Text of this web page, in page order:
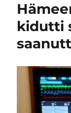
kidutti